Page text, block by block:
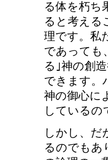
る体を朽ち
ると考える
理です。私
であっても
る｣神の創
できます。
神の御心に
しているの
しかし、だ
るのでもあ